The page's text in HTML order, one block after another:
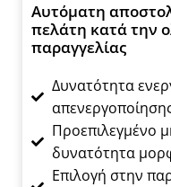
Αυτόματη
πελάτη κατά την
παραγγελίας
Δυνατότητα
Προεπιλεγμένο
δυνατότητα
Επιλογή στην